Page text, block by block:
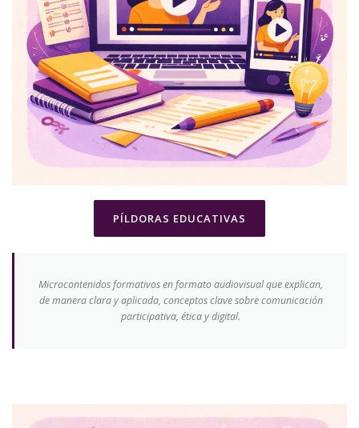
PÍLDORAS EDUCATIVAS
Microcontenidos formativos en formato audiovisual que explican,
de manera clara y aplicada, conceptos clave sobre comunicación
participativa, ética y digital.